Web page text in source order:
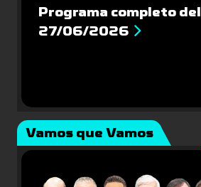
Programa completo del
27/06/2026
Vamos que Vamos